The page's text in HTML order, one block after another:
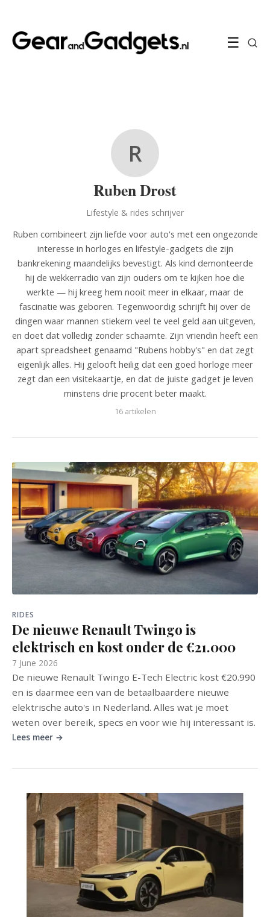
☰
R
Ruben Drost
Lifestyle & rides schrijver
Ruben combineert zijn liefde voor auto's met een ongezonde
interesse in horloges en lifestyle-gadgets die zijn
bankrekening maandelijks bevestigt. Als kind demonteerde
hij de wekkerradio van zijn ouders om te kijken hoe die
werkte — hij kreeg hem nooit meer in elkaar, maar de
fascinatie was geboren. Tegenwoordig schrijft hij over de
dingen waar mannen stiekem veel te veel geld aan uitgeven,
en doet dat volledig zonder schaamte. Zijn vriendin heeft een
apart spreadsheet genaamd "Rubens hobby's" en dat zegt
eigenlijk alles. Hij gelooft heilig dat een goed horloge meer
zegt dan een visitekaartje, en dat de juiste gadget je leven
minstens drie procent beter maakt.
16 artikelen
RIDES
De nieuwe Renault Twingo is
elektrisch en kost onder de €21.000
7 June 2026
De nieuwe Renault Twingo E-Tech Electric kost €20.990
en is daarmee een van de betaalbaardere nieuwe
elektrische auto's in Nederland. Alles wat je moet
weten over bereik, specs en voor wie hij interessant is.
Lees meer →